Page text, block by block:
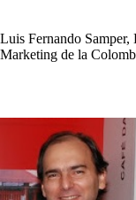
Luis Fernando
Marketing de la